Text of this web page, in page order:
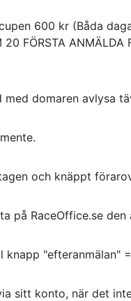
600 kr (Båda
FÖRSTA ANMÄLDA
och knäppt
på RaceOffice.se
knapp
sitt konto, när det